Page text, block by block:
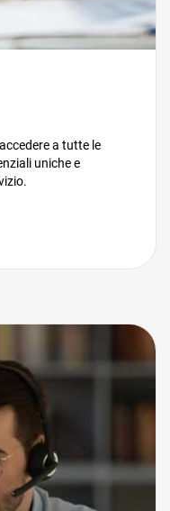
a tutte le
uniche e